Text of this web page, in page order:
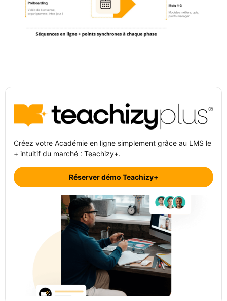
Créez votre Académie en ligne simplement grâce au LMS le
+ intuitif du marché : Teachizy+.
Réserver démo Teachizy+